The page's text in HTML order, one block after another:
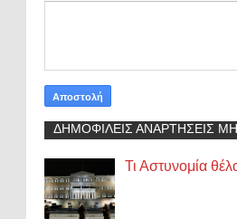
ΔΗΜΟΦΙΛΕΙΣ ΑΝΑΡΤΗΣΕΙΣ
Τι Αστυνομία